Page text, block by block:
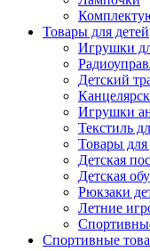
Товары для детей
Игрушки
Детский
Игрушки
Текстиль
Товары
Детская
Детская
Рюкзаки
Летние
Спортивные